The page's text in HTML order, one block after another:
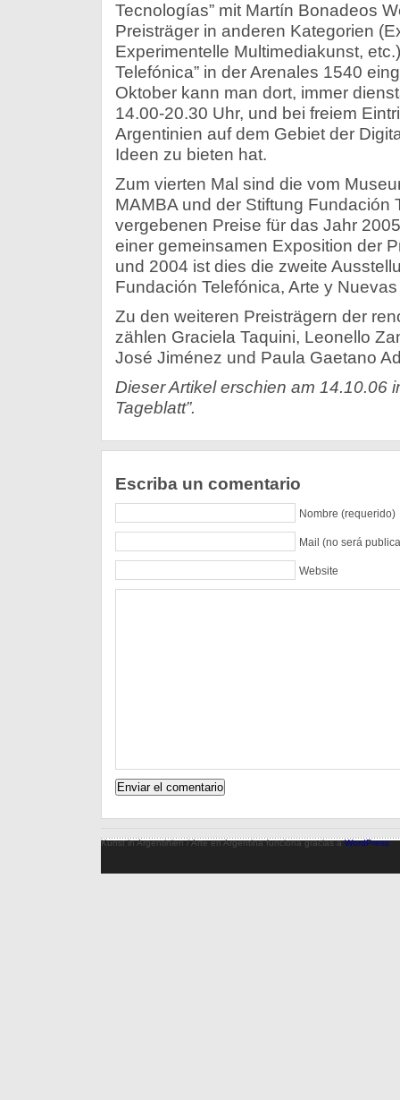
Tecnologías” mit Martín Bonadeos
Preisträger in anderen Kategorien
Experimentelle Multimediakunst,
Telefónica” in der Arenales 1540
Oktober kann man dort, immer
14.00-20.30 Uhr, und bei freiem
Argentinien auf dem Gebiet der
Ideen zu bieten hat.
Zum vierten Mal sind die vom
MAMBA und der Stiftung Fundación
vergebenen Preise für das Jahr
einer gemeinsamen Exposition der
und 2004 ist dies die zweite
Fundación Telefónica, Arte y
Zu den weiteren Preisträgern der
zählen Graciela Taquini, Leonello
José Jiménez und Paula Gaetano
Dieser Artikel erschien am 14.10.06
Tageblatt”.
Escriba un comentario
Nombre (requerido)
Mail (no será
Website
Kunst in Argentinien / Arte en Argentina funciona gracias aWordPress